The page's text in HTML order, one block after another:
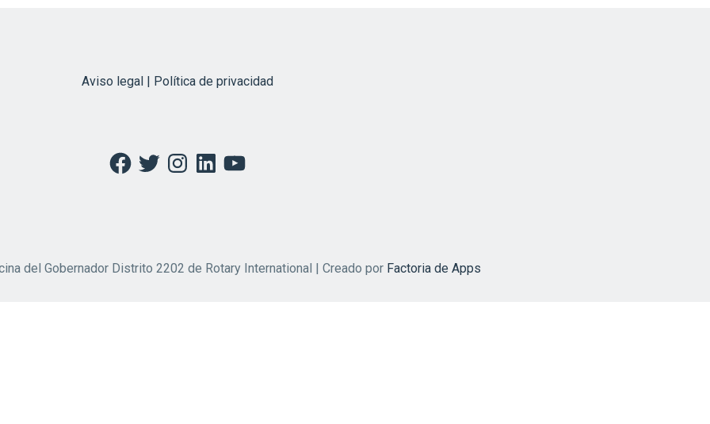
Aviso legal | Política de privacidad
Facebook
TwitterInstagramLinkedInYouTube
del Gobernador Distrito 2202 de Rotary International | Creado por Factoria de Apps